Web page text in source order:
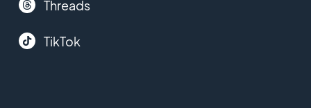
Threads
TikTok